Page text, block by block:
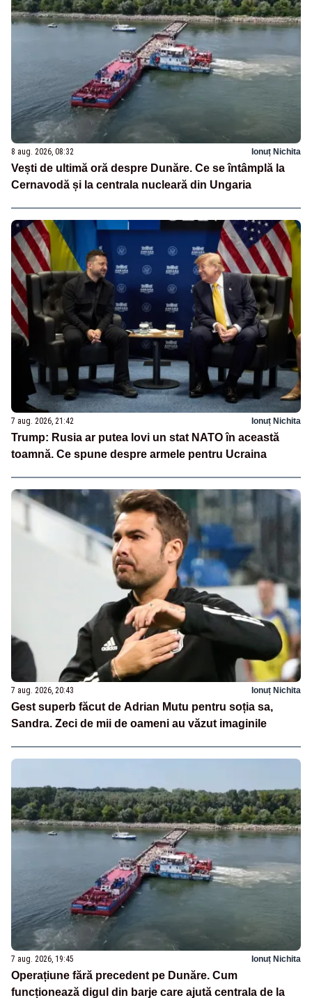
8 aug. 2026, 08:32 Ionuț Nichita
Vești de ultimă oră despre Dunăre. Ce se întâmplă la
Cernavodă și la centrala nucleară din Ungaria
7 aug. 2026, 21:42 Ionuț Nichita
Trump: Rusia ar putea lovi un stat NATO în această
toamnă. Ce spune despre armele pentru Ucraina
7 aug. 2026, 20:43 Ionuț Nichita
Gest superb făcut de Adrian Mutu pentru soția sa,
Sandra. Zeci de mii de oameni au văzut imaginile
7 aug. 2026, 19:45 Ionuț Nichita
Operațiune fără precedent pe Dunăre. Cum
funcționează digul din barje care ajută centrala de la